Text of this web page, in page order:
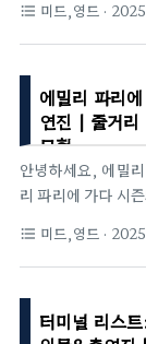
코 가볍지 않은 소
조명하는 작품으
고전 원작을 현대
랑 배우 캐시 베이
인기를 끌고 있답니
으로, 시리즈의 개
리고 시즌별 내용
매틀록은 어떤 드
록'이라는 제목은
1986~1995년 드
Griffith)가 연기
는 변호사의 이름
로운 변호 기술로
format_list_bulleted 미드,영드 ·
에밀리 파리
연진 | 줄거
모험
안녕하세요, 에밀
리 파리에 가다 시
와 로마를 오가고
의 이야기가 펼쳐
에밀리의 패션, 로
되셨나요? 최신
format_list_bulleted 미드,영드 ·
터미널 리스